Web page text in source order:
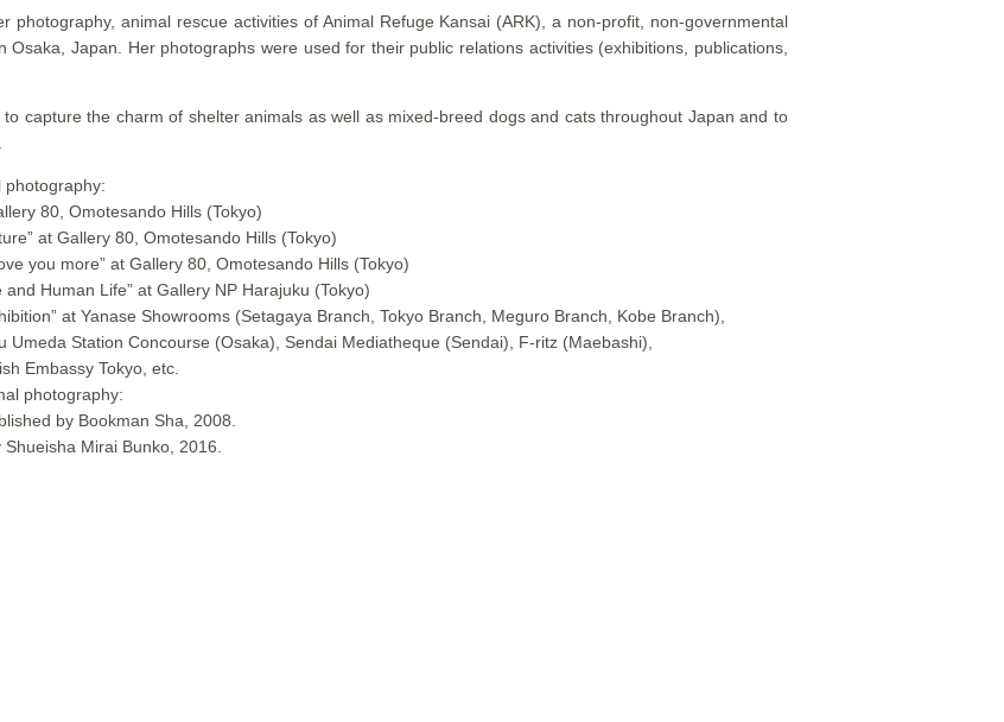
photography, animal rescue activities of Animal Refuge Kansai (ARK), a non-profit, non-governmental
Japan. Her photographs were used for their public relations activities (exhibitions, publications,
capture the charm of shelter animals as well as mixed-breed dogs and cats throughout Japan and to
photography:
80, Omotesando Hills (Tokyo)
at Gallery 80, Omotesando Hills (Tokyo)
you more” at Gallery 80, Omotesando Hills (Tokyo)
Human Life” at Gallery NP Harajuku (Tokyo)
at Yanase Showrooms (Setagaya Branch, Tokyo Branch, Meguro Branch, Kobe Branch),
Umeda Station Concourse (Osaka), Sendai Mediatheque (Sendai), F-ritz (Maebashi),
Embassy Tokyo, etc.
photography:
by Bookman Sha, 2008.
Mirai Bunko, 2016.